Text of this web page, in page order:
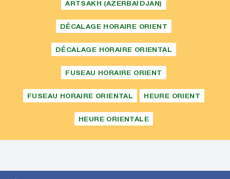
ARTSAKH (AZERBAÏDJAN)
DÉCALAGE HORAIRE ORIENT
DÉCALAGE HORAIRE ORIENTAL
FUSEAU HORAIRE ORIENT
FUSEAU HORAIRE ORIENTAL HEURE ORIENT
HEURE ORIENTALE